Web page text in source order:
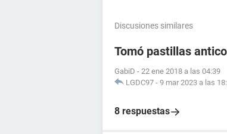
Discusiones similares
Tomó pastillas
GabiD - 22 ene 2018 a las 04:39
LGDC97 - 9 mar 2023 a las
8 respuestas